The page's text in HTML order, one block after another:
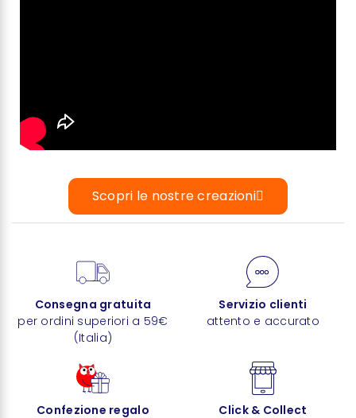
Scopri le nostre creazioni
Consegna gratuita
per ordini superiori a 59€
(Italia)
Servizio clienti
attento e accurato
Confezione regalo
Click & Collect